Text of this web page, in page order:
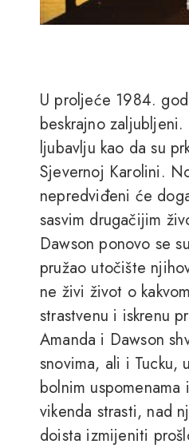
U proljeće 1984.
beskrajno
ljubavlju kao da su
Sjevernoj Karolini.
nepredviđeni će
sasvim drugačijim
Dawson ponovo se
pružao utočište
ne živi život o
strastvenu i iskrenu
Amanda i Dawson
snovima, ali i Tucku,
bolnim
vikenda strasti, nad
doista izmijeniti